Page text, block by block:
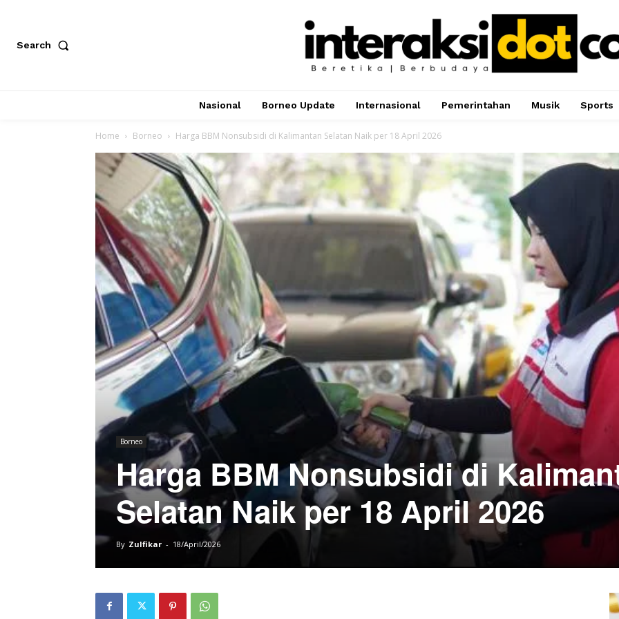
Search
Nasional Borneo Update Internasional Pemerintahan Musik Sports
Home Borneo Harga BBM Nonsubsidi di Kalimantan Selatan Naik per 18 April 2026
Borneo
Harga BBM Nonsubsidi di
Selatan Naik per 18 April 2026
By Zulfikar - 18/April/2026